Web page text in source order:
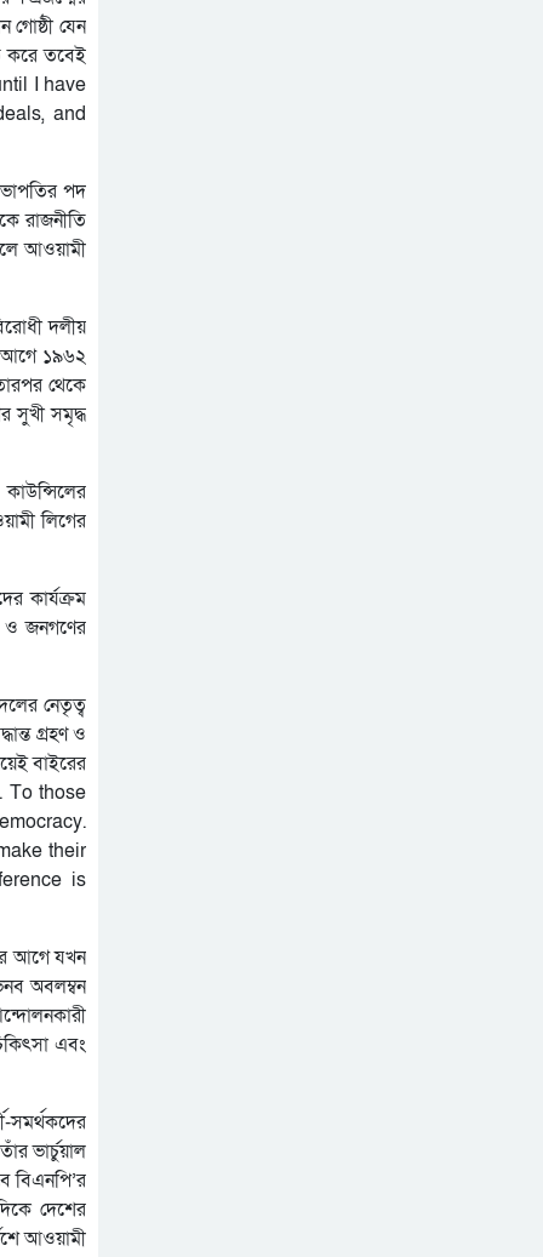
গোষ্ঠী যেন
করে তবেই
I have
and
পদ
রাজনীতি
আওয়ামী
দলীয়
আগে ১৯৬২
থেকে
সুখী সমৃদ্ধ
লিগের
কার্যক্রম
ও জনগণের
নেতৃত্ব
গ্রহণ ও
বাইরের
To those
their
is
আগে যখন
অবলম্বন
এবং
সমর্থকদের
ভার্চুয়াল
বিএনপি’র
দেশের
আওয়ামী